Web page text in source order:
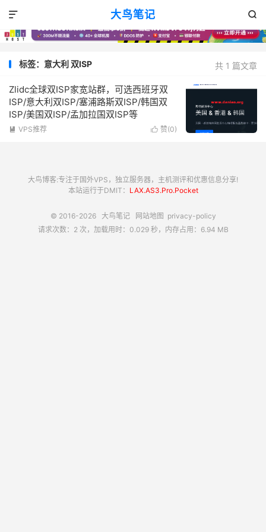
大鸟笔记 

共 1 篇文章
标签：意大利 双ISP
Zlidc全球双ISP家宽站群，可选西班牙双
ISP/意大利双ISP/塞浦路斯双ISP/韩国双
ISP/美国双ISP/孟加拉国双ISP等
 赞(0)
 VPS推荐
大鸟博客:专注于国外VPS，独立服务器，主机测评和优惠信息分享!
本站运行于DMIT： LAX.AS3.Pro.Pocket
© 2016-2026 大鸟笔记 网站地图 privacy-policy
请求次数：2 次，加载用时：0.029 秒，内存占用：6.94 MB